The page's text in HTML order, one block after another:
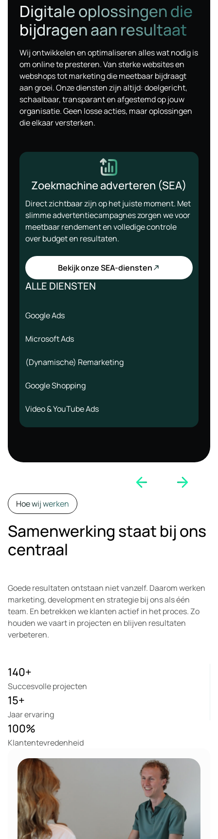
Digitale oplossingen die
bijdragen aan resultaat
Wij ontwikkelen en optimaliseren alles wat nodig is
om online te presteren. Van sterke websites en
webshops tot marketing die meetbaar bijdraagt
aan groei. Onze diensten zijn altijd: doelgericht,
schaalbaar, transparant en afgestemd op jouw
organisatie. Geen losse acties, maar oplossingen
die elkaar versterken.
Zoekmachine adverteren (SEA)
Direct zichtbaar zijn op het juiste moment. Met
slimme advertentiecampagnes zorgen we voor
meetbaar rendement en volledige controle
over budget en resultaten.
Bekijk onze SEA-diensten
ALLE DIENSTEN
Google Ads
Microsoft Ads
(Dynamische) Remarketing
Google Shopping
Video & YouTube Ads
Hoe wij werken
Samenwerking staat bij ons
centraal
Goede resultaten ontstaan niet vanzelf. Daarom werken
marketing, development en strategie bij ons als één
team. En betrekken we klanten actief in het proces. Zo
houden we vaart in projecten en blijven resultaten
verbeteren.
Succesvolle projecten
140+
Jaar ervaring
15+
Klantentevredenheid
100%